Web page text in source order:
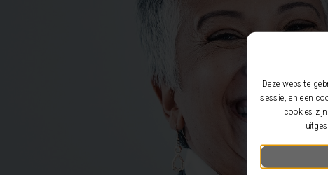
Deze website
sessie, en een
cookies